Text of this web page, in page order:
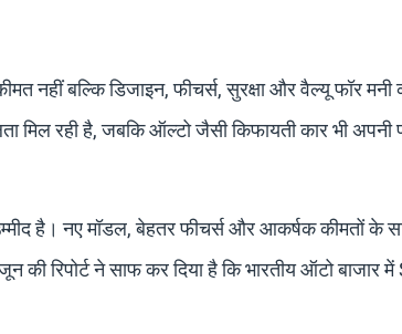
नहीं बल्कि डिजाइन, फीचर्स, सुरक्षा और वैल्यू फॉर मनी
मिल रही है, जबकि ऑल्टो जैसी किफायती कार भी अपनी
है। नए मॉडल, बेहतर फीचर्स और आकर्षक कीमतों के
रिपोर्ट ने साफ कर दिया है कि भारतीय ऑटो बाजार